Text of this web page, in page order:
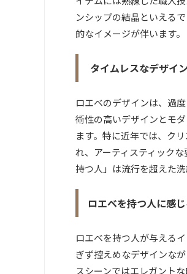
ンシップの結晶といえる
的なイメージが伴います。
タイムレスなデザイ
ロエベのデザインは、過
術性の高いデザインとモ
ます。特に近年では、ク
れ、アーティスティック
持つ人」は流行を超えた
ロエベを持つ人に感
ロエベを持つ人が与える
ぎず控えめなデザインな
スシーンではエレガント